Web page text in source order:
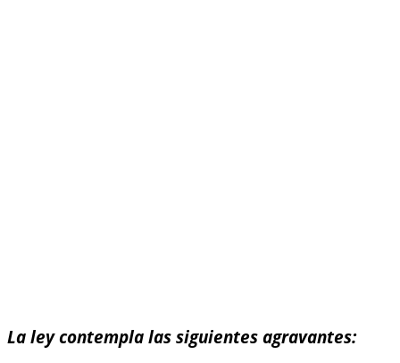
La ley contempla las siguientes agravantes: